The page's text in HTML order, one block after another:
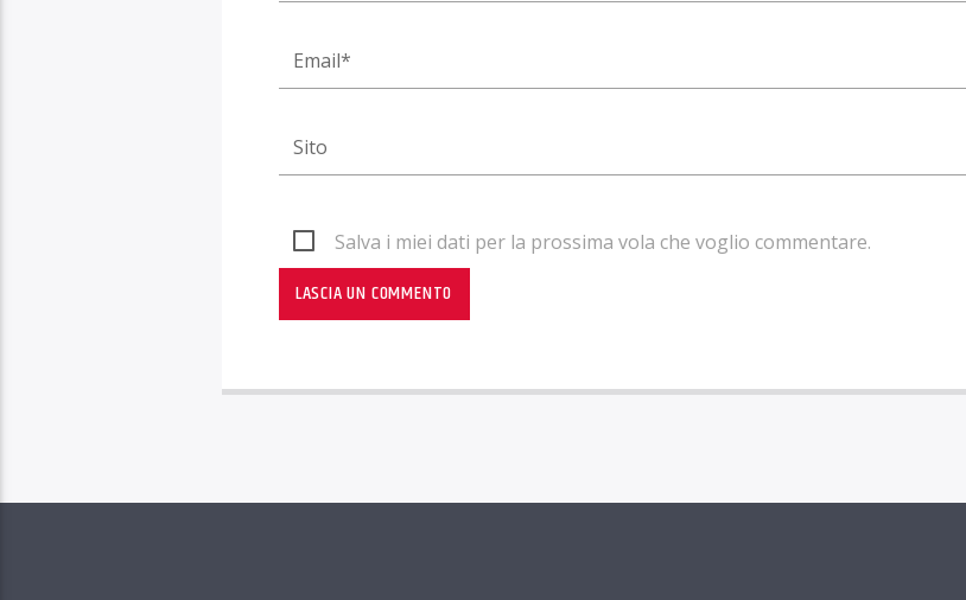
Salva i miei dati per la prossima vola che voglio commentare.